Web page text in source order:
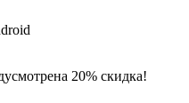
20% скидка!